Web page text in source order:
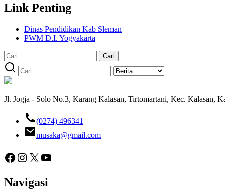
Link Penting
Dinas Pendidikan Kab Sleman
PWM D.I. Yogyakarta
Cari
untuk:
Jl. Jogja - Solo No.3, Karang Kalasan, Tirtomartani, Kec. Kalasan,
(0274) 496341
musaka@gmail.com
Facebook
Instagram
X YouTube
Navigasi